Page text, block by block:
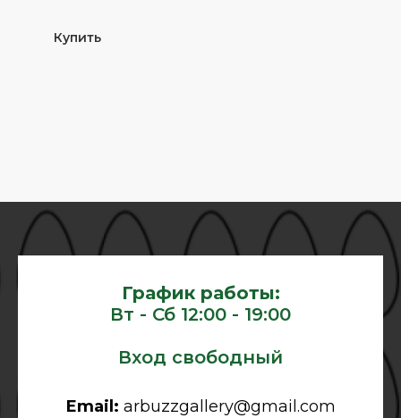
Купить
График работы:
Вт - Сб 12:00 - 19:00
Вход свободный
Email: arbuzzgallery@gmail.com